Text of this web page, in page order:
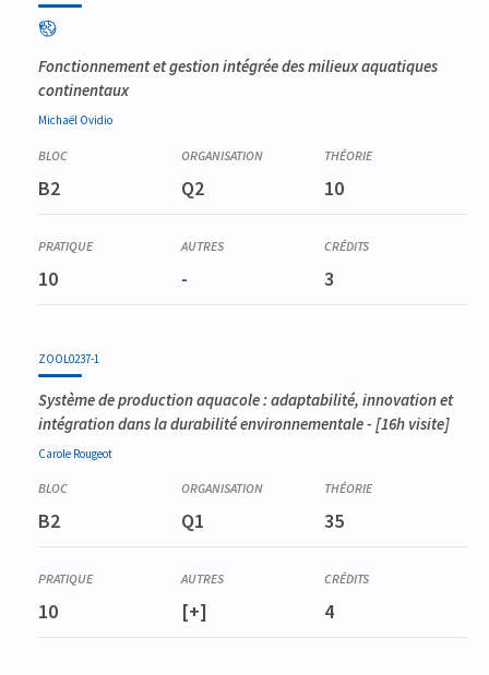
Fonctionnement et gestion intégrée des milieux aquatiques
continentaux
Michaël Ovidio
B2 Q2 10
10 - 3
ZOOL0237-1
Système de production aquacole : adaptabilité, innovation et
intégration dans la durabilité environnementale- [16h visite]
Carole Rougeot
B2 Q1 35
10 [+] 4